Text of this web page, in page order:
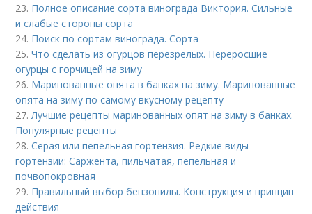
23. Полное описание сорта винограда Виктория. Сильные
и слабые стороны сорта
24. Поиск по сортам винограда. Сорта
25.Что сделать из огурцов перезрелых. Переросшие
огурцы с горчицей на зиму
26. Маринованные опята в банках на зиму. Маринованные
опята на зиму по самому вкусному рецепту
27. Лучшие рецепты маринованных опят на зиму в банках.
Популярные рецепты
28.Серая или пепельная гортензия. Редкие виды
гортензии: Саржента, пильчатая, пепельная и
почвопокровная
29. Правильный выбор бензопилы. Конструкция и принцип
действия